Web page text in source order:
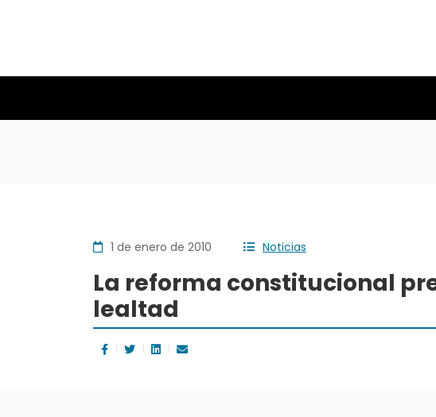
1 de enero de 2010 Noticias
La reforma constitucional
lealtad